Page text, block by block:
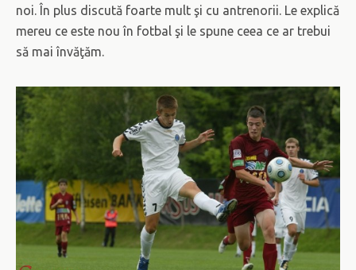
noi. În plus discută foarte mult şi cu antrenorii. Le explică
mereu ce este nou în fotbal şi le spune ceea ce ar trebui
să mai învăţăm.